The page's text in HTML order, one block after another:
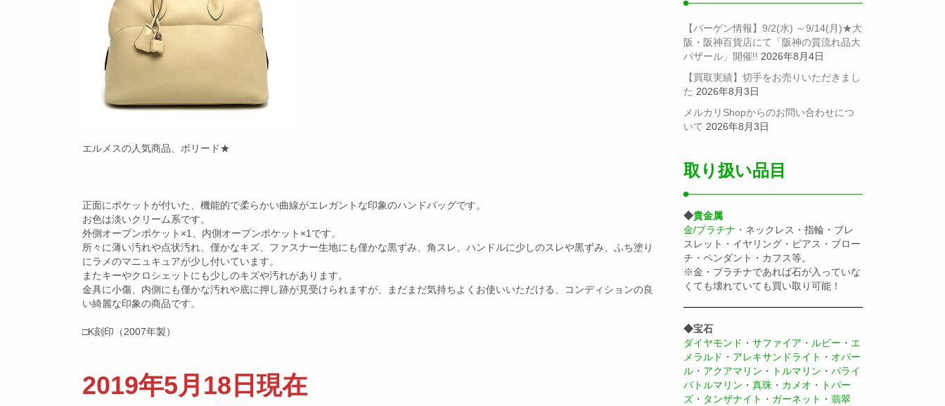
エルメスの人気商品、ボリード★
正面にポケットが付いた、機能的で柔らかい曲線がエレガントな印象のハンドバッグです。
お色は淡いクリーム系です。
外側オープンポケット×1、内側オープンポケット×1です。
所々に薄い汚れや点状汚れ、僅かなキズ、ファスナー生地にも僅かな黒ずみ、角スレ、ハンドルに少しのスレや黒ずみ、ふち塗り
にラメのマニュキュアが少し付いています。
またキーやクロシェットにも少しのキズや汚れがあります。
金具に小傷、内側にも僅かな汚れや底に押し跡が見受けられますが、まだまだ気持ちよくお使いいただける、コンディションの良
い綺麗な印象の商品です。
□K刻印（2007年製）
2019年5月18日現在
【バーゲン情報】9/2(水) ～9/14(月)★大
阪・阪神百貨店にて「阪神の質流れ品大
バザール」開催!! 2026年8月4日
【買取実績】切手をお売りいただきまし
た 2026年8月3日
メルカリShopからのお問い合わせにつ
いて 2026年8月3日
取り扱い品目
◆貴金属
金/プラチナ ・ネックレス・指輪・ブレ
スレット・イヤリング・ピアス・ブロー
チ・ペンダント・カフス等。
※金・プラチナであれば石が入っていな
くても壊れていても買い取り可能！
◆宝石
ダイヤモンド ・ サファイア ・ ルビー ・ エ
メラルド ・ アレキサンドライト ・ オパー
ル ・ アクアマリン ・ トルマリン ・ パライ
バトルマリン ・ 真珠 ・ カメオ ・
トパー
ズ ・ タンザナイト ・ ガーネット ・ 翡翠